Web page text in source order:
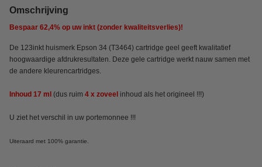
Omschrijving
Bespaar 62,4% op uw inkt (zonder kwaliteitsverlies)!
De 123inkt huismerk Epson 34 (T3464) cartridge geel geeft kwalitatief
hoogwaardige afdrukresultaten. Deze gele cartridge werkt nauw samen met
de andere kleurencartridges.
Inhoud 17 ml (dus ruim 4 x zoveel inhoud als het origineel !!!)
U ziet het verschil in uw portemonnee !!!
Uiteraard met 100% garantie.